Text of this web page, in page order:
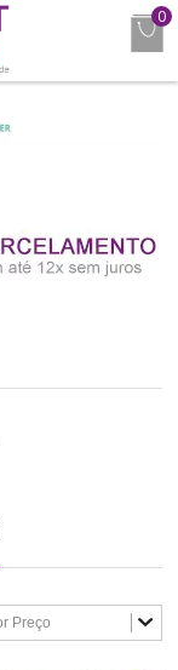
0